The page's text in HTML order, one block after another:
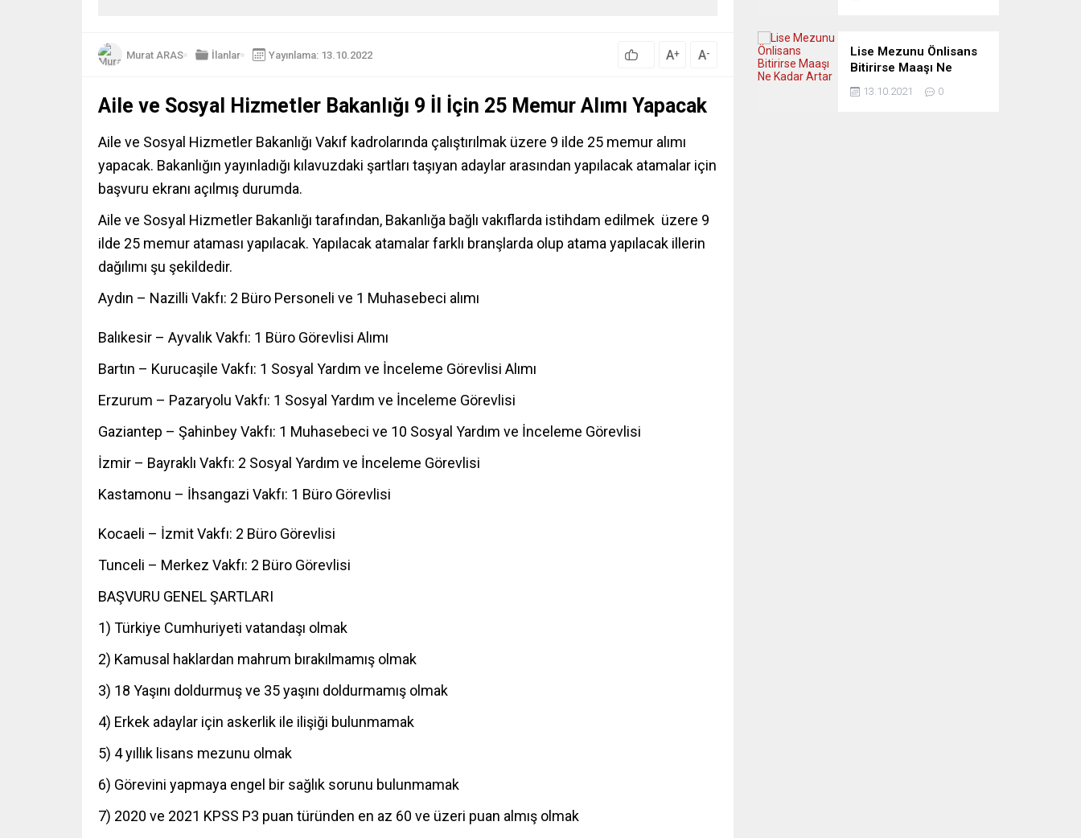
Murat ARAS İlanlar Yayınlama: 13.10.2022 A+ A-
Aile ve Sosyal Hizmetler Bakanlığı 9 İl İçin 25 Memur Alımı Yapacak
Aile ve Sosyal Hizmetler Bakanlığı Vakıf kadrolarında çalıştırılmak üzere 9 ilde 25 memur alımı
yapacak. Bakanlığın yayınladığı kılavuzdaki şartları taşıyan adaylar arasından yapılacak atamalar için
başvuru ekranı açılmış durumda.
Aile ve Sosyal Hizmetler Bakanlığı tarafından, Bakanlığa bağlı vakıflarda istihdam edilmek üzere 9
ilde 25 memur ataması yapılacak. Yapılacak atamalar farklı branşlarda olup atama yapılacak illerin
dağılımı şu şekildedir.
Aydın – Nazilli Vakfı: 2 Büro Personeli ve 1 Muhasebeci alımı
Balıkesir – Ayvalık Vakfı: 1 Büro Görevlisi Alımı
Bartın – Kurucaşile Vakfı: 1 Sosyal Yardım ve İnceleme Görevlisi Alımı
Erzurum – Pazaryolu Vakfı: 1 Sosyal Yardım ve İnceleme Görevlisi
Gaziantep – Şahinbey Vakfı: 1 Muhasebeci ve 10 Sosyal Yardım ve İnceleme Görevlisi
İzmir – Bayraklı Vakfı: 2 Sosyal Yardım ve İnceleme Görevlisi
Kastamonu – İhsangazi Vakfı: 1 Büro Görevlisi
Kocaeli – İzmit Vakfı: 2 Büro Görevlisi
Tunceli – Merkez Vakfı: 2 Büro Görevlisi
BAŞVURU GENEL ŞARTLARI
1) Türkiye Cumhuriyeti vatandaşı olmak
2) Kamusal haklardan mahrum bırakılmamış olmak
3) 18 Yaşını doldurmuş ve 35 yaşını doldurmamış olmak
4) Erkek adaylar için askerlik ile ilişiği bulunmamak
5) 4 yıllık lisans mezunu olmak
6) Görevini yapmaya engel bir sağlık sorunu bulunmamak
7) 2020 ve 2021 KPSS P3 puan türünden en az 60 ve üzeri puan almış olmak
Lise Mezunu Önlisans
Bitirirse Maaşı Ne
Kadar Artar
13.10.2021 0